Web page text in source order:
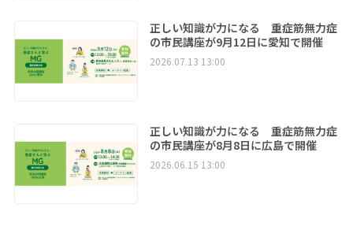
正しい知識が力になる 重症筋無力症
の市民講座が9月12日に愛知で開催
2026.07.13 13:00
正しい知識が力になる 重症筋無力症
の市民講座が8月8日に広島で開催
2026.06.15 13:00